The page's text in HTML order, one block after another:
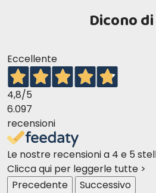
Dicono
Eccellente
4,8/5
6.097
recensioni
Le nostre recensioni a 4 e 5
Clicca qui per leggerle tutte >
Precedente
Successivo